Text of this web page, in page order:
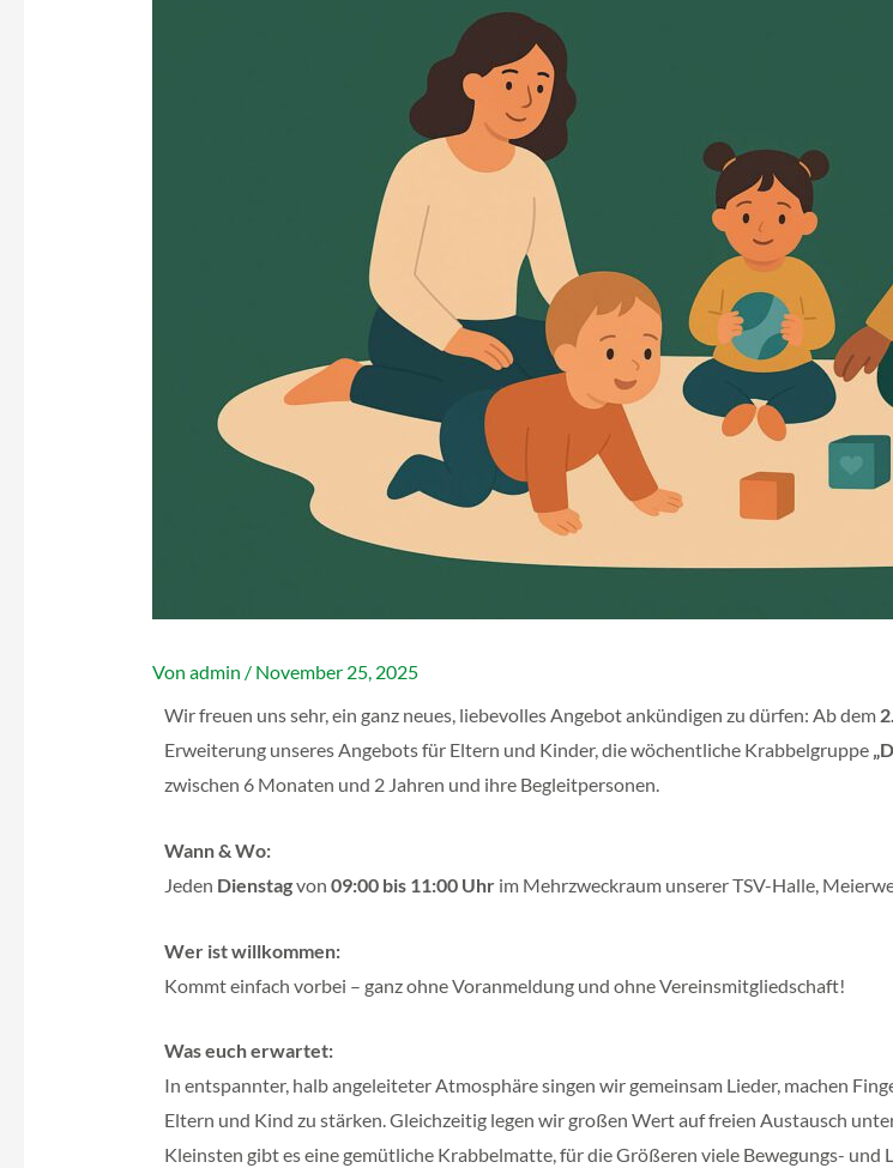
Von admin / November 25, 2025
Wir freuen uns sehr, ein ganz neues, liebevolles Angebot ankündigen zu dürfen: Ab dem
Erweiterung unseres Angebots für Eltern und Kinder, die wöchentliche Krabbelgruppe
zwischen 6 Monaten und 2 Jahren und ihre Begleitpersonen.
Wann & Wo:
Jeden Dienstagvon 09:00 bis 11:00 Uhrim Mehrzweckraum unserer TSV-Halle,
Wer ist willkommen:
Kommt einfach vorbei – ganz ohne Voranmeldung und ohne Vereinsmitgliedschaft!
Was euch erwartet:
In entspannter, halb angeleiteter Atmosphäre singen wir gemeinsam Lieder, machen
Eltern und Kind zu stärken. Gleichzeitig legen wir großen Wert auf freien Austausch
Kleinsten gibt es eine gemütliche Krabbelmatte, für die Größeren viele Bewegungs- und